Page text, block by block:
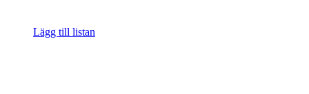
Lägg till listan